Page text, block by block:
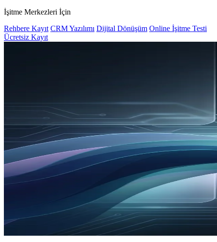
İşitme Merkezleri İçin
Rehbere Kayıt CRM Yazılımı Dijital Dönüşüm Online İşitme Testi
Ücretsiz Kayıt